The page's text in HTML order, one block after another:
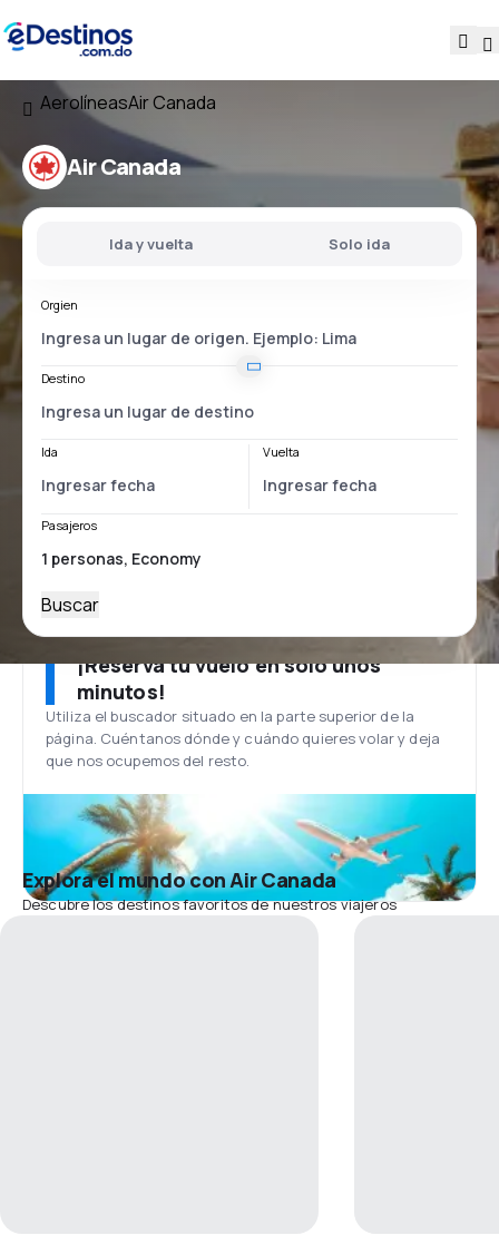
AerolíneasAir Canada
Air Canada
Ida y vuelta Solo ida
Orgien
Destino
Ida Vuelta
Pasajeros
Buscar
¡Reserva tu vuelo en solo unos
minutos!
Utiliza el buscador situado en la parte superior de la
página. Cuéntanos dónde y cuándo quieres volar y deja
que nos ocupemos del resto.
Explora el mundo con Air Canada
Descubre los destinos favoritos de nuestros viajeros